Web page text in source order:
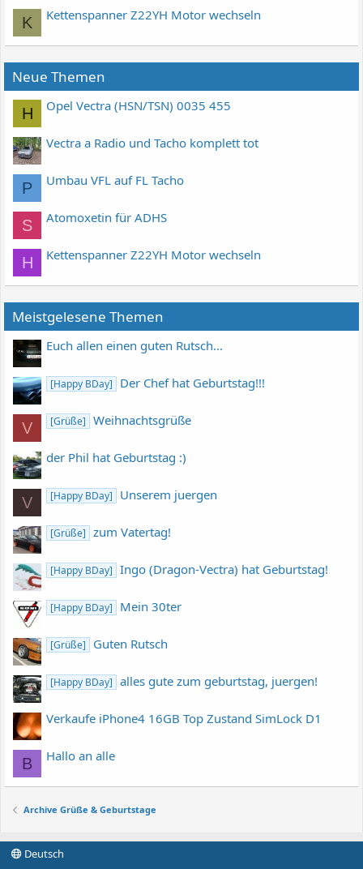
K Kettenspanner Z22YH Motor wechseln
Neue Themen
H Opel Vectra (HSN/TSN) 0035 455
Vectra a Radio und Tacho komplett tot
P Umbau VFL auf FL Tacho
S Atomoxetin für ADHS
H Kettenspanner Z22YH Motor wechseln
Meistgelesene Themen
Euch allen einen guten Rutsch...
[Happy BDay] Der Chef hat Geburtstag!!!
V [Grüße] Weihnachtsgrüße
der Phil hat Geburtstag :)
V [Happy BDay] Unserem juergen
[Grüße] zum Vatertag!
[Happy BDay] Ingo (Dragon-Vectra) hat Geburtstag!
[Happy BDay] Mein 30ter
[Grüße] Guten Rutsch
[Happy BDay] alles gute zum geburtstag, juergen!
Verkaufe iPhone4 16GB Top Zustand SimLock D1
B Hallo an alle
Archive Grüße & Geburtstage
Deutsch